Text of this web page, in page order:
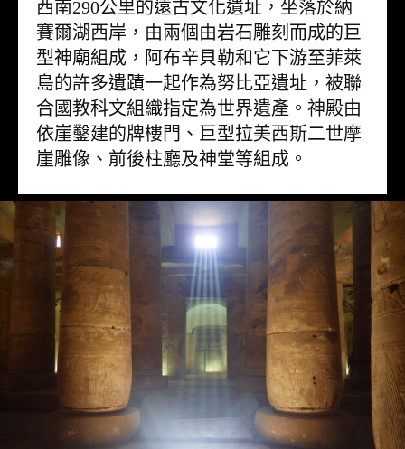
西南290公里的遠古文化遺址，坐落於納
賽爾湖西岸，由兩個由岩石雕刻而成的巨
型神廟組成，阿布辛貝勒和它下游至菲萊
島的許多遺蹟一起作為努比亞遺址，被聯
合國教科文組織指定為世界遺產。神殿由
依崖鑿建的牌樓門、巨型拉美西斯二世摩
崖雕像、前後柱廳及神堂等組成。